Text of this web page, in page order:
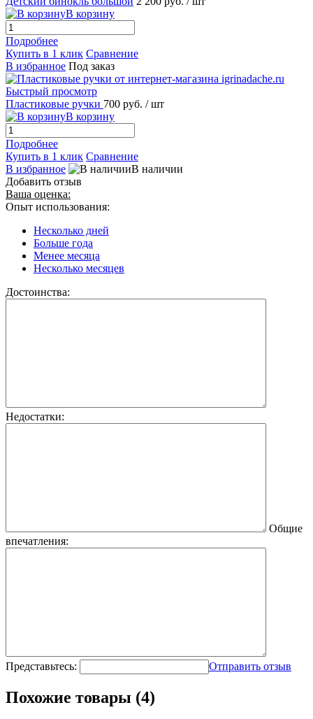
В корзину
Подробнее
Купить в 1 клик Сравнение
В избранное Под заказ
Быстрый просмотр
Пластиковые ручки 700 руб. / шт
В корзину
Подробнее
Купить в 1 клик Сравнение
В избранное
В наличии
Добавить отзыв
Ваша оценка:
Опыт использования:
Несколько дней
Больше года
Менее месяца
Несколько месяцев
Достоинства:
Недостатки:
Общие
впечатления:
Представьтесь: Отправить отзыв
Похожие товары (4)